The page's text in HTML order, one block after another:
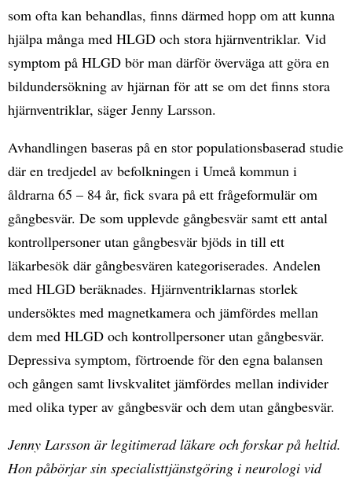
som ofta kan behandlas, finns därmed hopp om att kunna
hjälpa många med HLGD och stora hjärnventriklar. Vid
symptom på HLGD bör man därför överväga att göra en
bildundersökning av hjärnan för att se om det finns stora
hjärnventriklar, säger Jenny Larsson.
Avhandlingen baseras på en stor populationsbaserad studie
där en tredjedel av befolkningen i Umeå kommun i
åldrarna 65 – 84 år, fick svara på ett frågeformulär om
gångbesvär. De som upplevde gångbesvär samt ett antal
kontrollpersoner utan gångbesvär bjöds in till ett
läkarbesök där gångbesvären kategoriserades. Andelen
med HLGD beräknades. Hjärnventriklarnas storlek
undersöktes med magnetkamera och jämfördes mellan
dem med HLGD och kontrollpersoner utan gångbesvär.
Depressiva symptom, förtroende för den egna balansen
och gången samt livskvalitet jämfördes mellan individer
med olika typer av gångbesvär och dem utan gångbesvär.
Jenny Larsson är legitimerad läkare och forskar på heltid.
Hon påbörjar sin specialisttjänstgöring i neurologi vid